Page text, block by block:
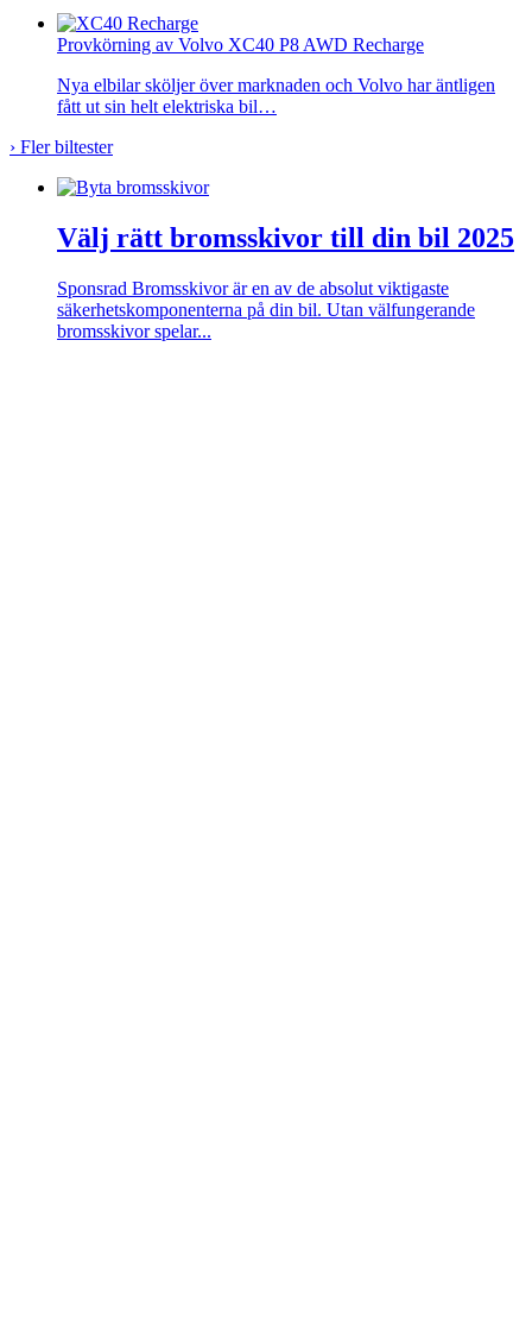
Provkörning av Volvo XC40 P8 AWD Recharge
Nya elbilar sköljer över marknaden och Volvo har äntligen
fått ut sin helt elektriska bil…
› Fler biltester
Välj rätt bromsskivor till din bil 2025
Sponsrad Bromsskivor är en av de absolut viktigaste
säkerhetskomponenterna på din bil. Utan välfungerande
bromsskivor spelar...